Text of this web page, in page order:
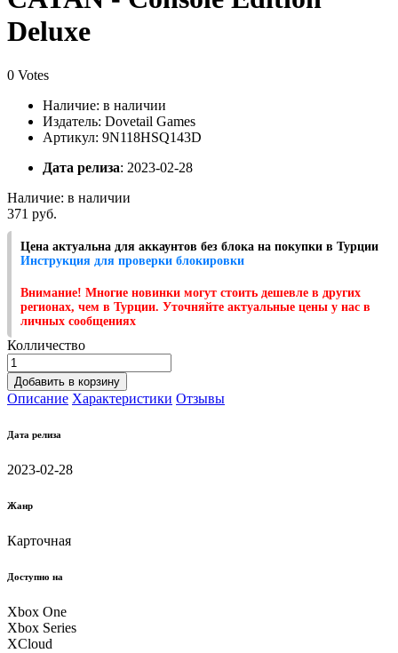
Deluxe
0 Votes
Наличие: в наличии
Издатель: Dovetail Games
Артикул: 9N118HSQ143D
Дата релиза: 2023-02-28
Наличие: в наличии
371 руб.
Цена актуальна для аккаунтов без блока на покупки в Турции
Инструкция для проверки блокировки
Внимание! Многие новинки могут стоить дешевле в других
регионах, чем в Турции. Уточняйте актуальные цены у нас в
личных сообщениях
Колличество
Добавить в корзину
Описание Характеристики Отзывы
Дата релиза
2023-02-28
Жанр
Карточная
Доступно на
Xbox One
Xbox Series
XCloud